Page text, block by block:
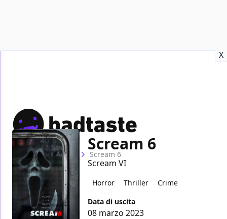
X
Home Film Scream 6
Scream 6
Scream VI
Horror Thriller
Crime
Data di uscita
08 marzo 2023